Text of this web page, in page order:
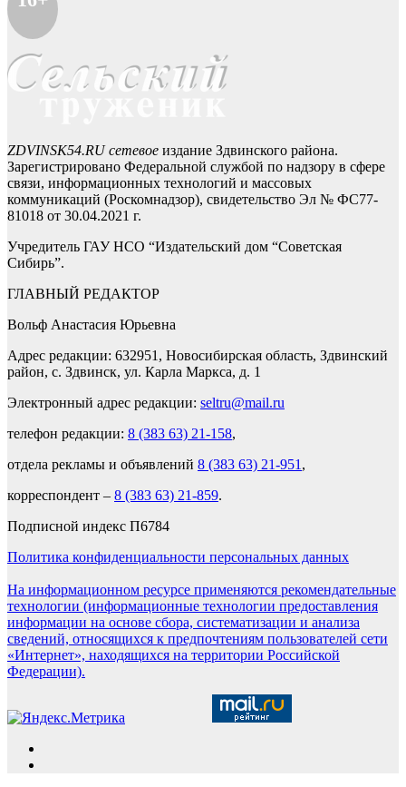
ZDVINSK54.RU сетевое издание Здвинского района.
Зарегистрировано Федеральной службой по надзору в сфере
связи, информационных технологий и массовых
коммуникаций (Роскомнадзор), свидетельство Эл № ФС77-
81018 от 30.04.2021 г.
Учредитель ГАУ НСО “Издательский дом “Советская
Сибирь”.
ГЛАВНЫЙ РЕДАКТОР
Вольф Анастасия Юрьевна
Адрес редакции: 632951, Новосибирская область, Здвинский
район, с. Здвинск, ул. Карла Маркса, д. 1
Электронный адрес редакции: seltru@mail.ru
телефон редакции: 8 (383 63) 21-158,
отдела рекламы и объявлений 8 (383 63) 21-951 ,
корреспондент – 8 (383 63) 21-859.
Подписной индекс П6784
Политика конфиденциальности персональных данных
На информационном ресурсе применяются рекомендательные
технологии (информационные технологии предоставления
информации на основе сбора, систематизации и анализа
сведений, относящихся к предпочтениям пользователей сети
«Интернет», находящихся на территории Российской
Федерации).